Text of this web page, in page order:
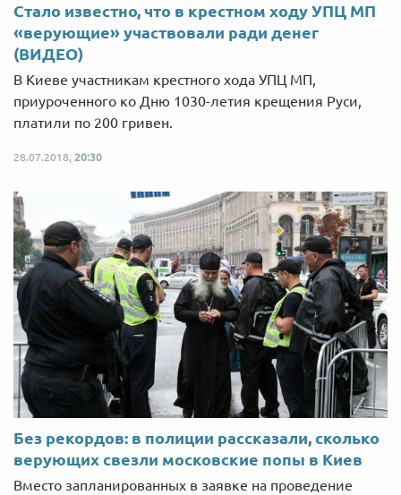
Стало известно, что в крестном ходу УПЦ МП
«верующие» участвовали ради денег
(ВИДЕО)
В Киеве участникам крестного хода УПЦ МП,
приуроченного ко Дню 1030-летия крещения Руси,
платили по 200 гривен.
28.07.2018, 20:30
Без рекордов: в полиции рассказали, сколько
верующих свезли московские попы в Киев
Вместо запланированных в заявке на проведение